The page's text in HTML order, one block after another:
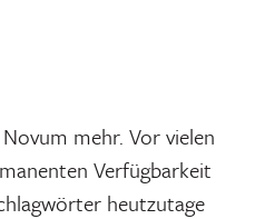
mehr. Vor vielen
Verfügbarkeit
heutzutage